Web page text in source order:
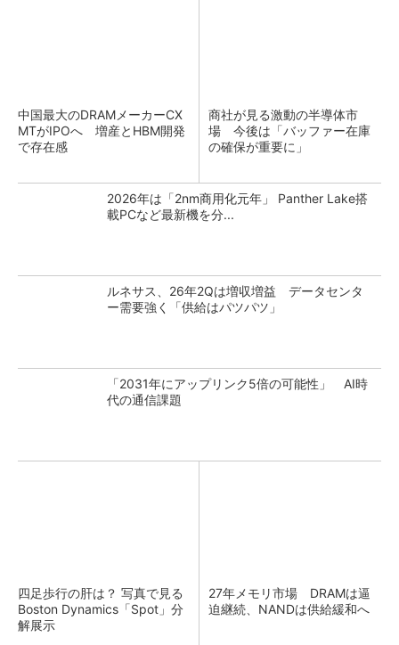
中国最大のDRAMメーカーCX
MTがIPOへ 増産とHBM開発
で存在感
商社が見る激動の半導体市
場 今後は「バッファー在庫
の確保が重要に」
2026年は「2nm商用化元年」 Panther Lake搭
載PCなど最新機を分...
ルネサス、26年2Qは増収増益 データセンタ
ー需要強く「供給はパツパツ」
「2031年にアップリンク5倍の可能性」 AI時
代の通信課題
四足歩行の肝は？ 写真で見る
Boston Dynamics「Spot」分
解展示
27年メモリ市場 DRAMは逼
迫継続、NANDは供給緩和へ